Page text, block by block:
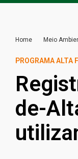
Home Meio
PROGRAMA ALTA
de-